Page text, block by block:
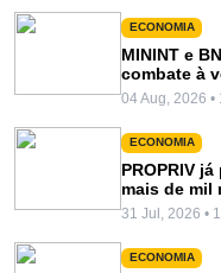
ECONOMIA
MININT e
combate à
04 Aug, 2026 •
ECONOMIA
PROPRIV
mais de mil
31 Jul, 2026 •
ECONOMIA